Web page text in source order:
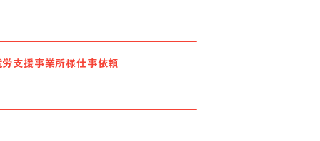
労支援事業所様仕事依頼